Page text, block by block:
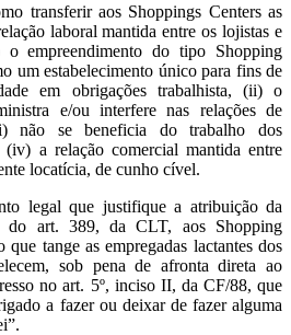
transferir aos Shoppings Centers as
laboral mantida entre os lojistas e
o empreendimento do tipo Shopping
um estabelecimento único para fins de
em obrigações trabalhista, (ii) o
e/ou interfere nas relações de
não se beneficia do trabalho dos
(iv) a relação comercial mantida entre
locatícia, de cunho cível.
legal que justifique a atribuição da
do art. 389, da CLT, aos Shopping
que tange as empregadas lactantes dos
sob pena de afronta direta ao
no art. 5º, inciso II, da CF/88, que
a fazer ou deixar de fazer alguma